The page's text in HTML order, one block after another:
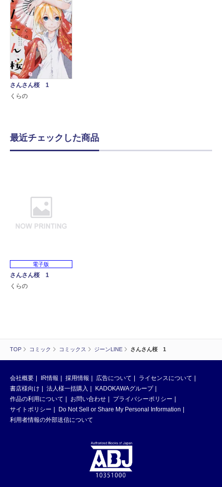
TOP コミック コミックス ジーンLINE さんさん桜 1
さんさん桜 1
くらの
最近チェックした商品
電子版
さんさん桜 1
くらの
会社概要 IR情報 採用情報 広告について
ライセンスについて
書店様向け
法人様一括購入
KADOKAWAグループ
作品の利用について
お問い合わせ
プライバシーポリシー
サイトポリシー
Do Not Sell or Share My Personal Information
利用者情報の外部送信について